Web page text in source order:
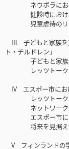
ネウボラにおけ
健診時における
児童虐待のリス
III 子どもと家族を
ト・チルドレン」
子どもと家族へ
レッツトーク・ア
IV エスポー市にお
レッツトーク・
ネットワーク
エスポー市におけ
将来を見据え
V フィンランドの